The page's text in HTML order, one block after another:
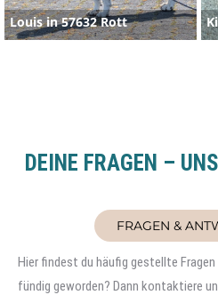
Louis in 57632 Rott
DEINE FRAGEN –
FRAGEN &
Hier findest du häufig gestellte
fündig geworden? Dann kontaktiere